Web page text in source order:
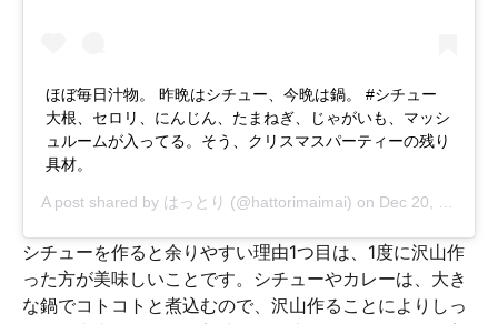
ほぼ毎日汁物。 昨晩はシチュー、今晩は鍋。 #シチュー
大根、セロリ、にんじん、たまねぎ、じゃがいも、マッシ
ュルームが入ってる。そう、クリスマスパーティーの残り
具材。
A post shared by はっとり (@hattorimaimai) on Dec 20, 2018 at 6:26am PST
シチューを作ると余りやすい理由1つ目は、1度に沢山作
った方が美味しいことです。シチューやカレーは、大き
な鍋でコトコトと煮込むので、沢山作ることによりしっ